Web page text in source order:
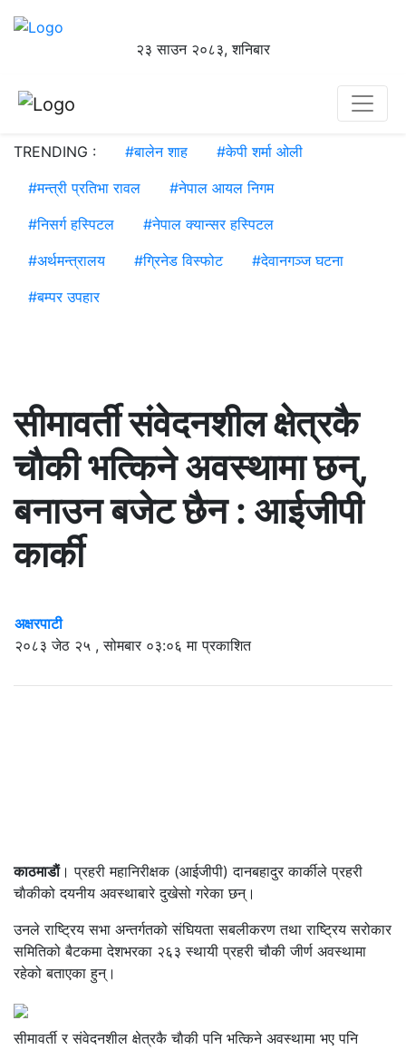
२३ साउन २०८३, शनिबार
TRENDING : #बालेन शाह #केपी शर्मा ओली
#मन्त्री प्रतिभा रावल #नेपाल आयल निगम
#निसर्ग हस्पिटल #नेपाल क्यान्सर हस्पिटल
#अर्थमन्त्रालय #ग्रिनेड विस्फोट #देवानगञ्ज घटना
#बम्पर उपहार
सीमावर्ती संवेदनशील क्षेत्रकै
चाैकी भत्किने अवस्थामा छन्,
बनाउन बजेट छैन : आईजीपी
कार्की
अक्षरपाटी
२०८३ जेठ २५ , सोमबार ०३:०६ मा प्रकाशित
काठमाडाैं। प्रहरी महानिरीक्षक (आईजीपी) दानबहादुर कार्कीले प्रहरी
चाैकीको दयनीय अवस्थाबारे दुखेसो गरेका छन्।
उनले राष्ट्रिय सभा अन्तर्गतको संघियता सबलीकरण तथा राष्ट्रिय सरोकार
समितिको बैटकमा देशभरका २६३ स्थायी प्रहरी चौकी जीर्ण अवस्थामा
रहेको बताएका हुन्।
सीमावर्ती र संवेदनशील क्षेत्रकै चाैकी पनि भत्किने अवस्थामा भए पनि